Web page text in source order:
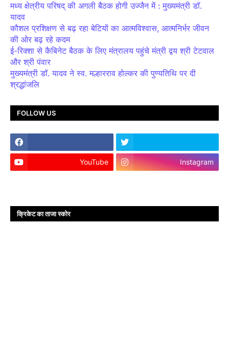
मध्य क्षेत्रीय परिषद् की अगली बैठक होगी उज्जैन में : मुख्यमंत्री डॉ.
यादव
कौशल प्रशिक्षण से बढ़ रहा बेटियों का आत्मविश्वास, आत्मनिर्भर जीवन
की ओर बढ़ रहे कदम
ई-रिक्शा से कैबिनेट बैठक के लिए मंत्रालय पहुंचे मंत्री द्वय श्री टेटवाल
और श्री पंवार
मुख्यमंत्री डॉ. यादव ने स्व. मल्हारराव होल्कर की पुण्यतिथि पर दी
श्रद्धांजलि
FOLLOW US
YouTube Instagram
क्रिकेट का ताजा स्कोर